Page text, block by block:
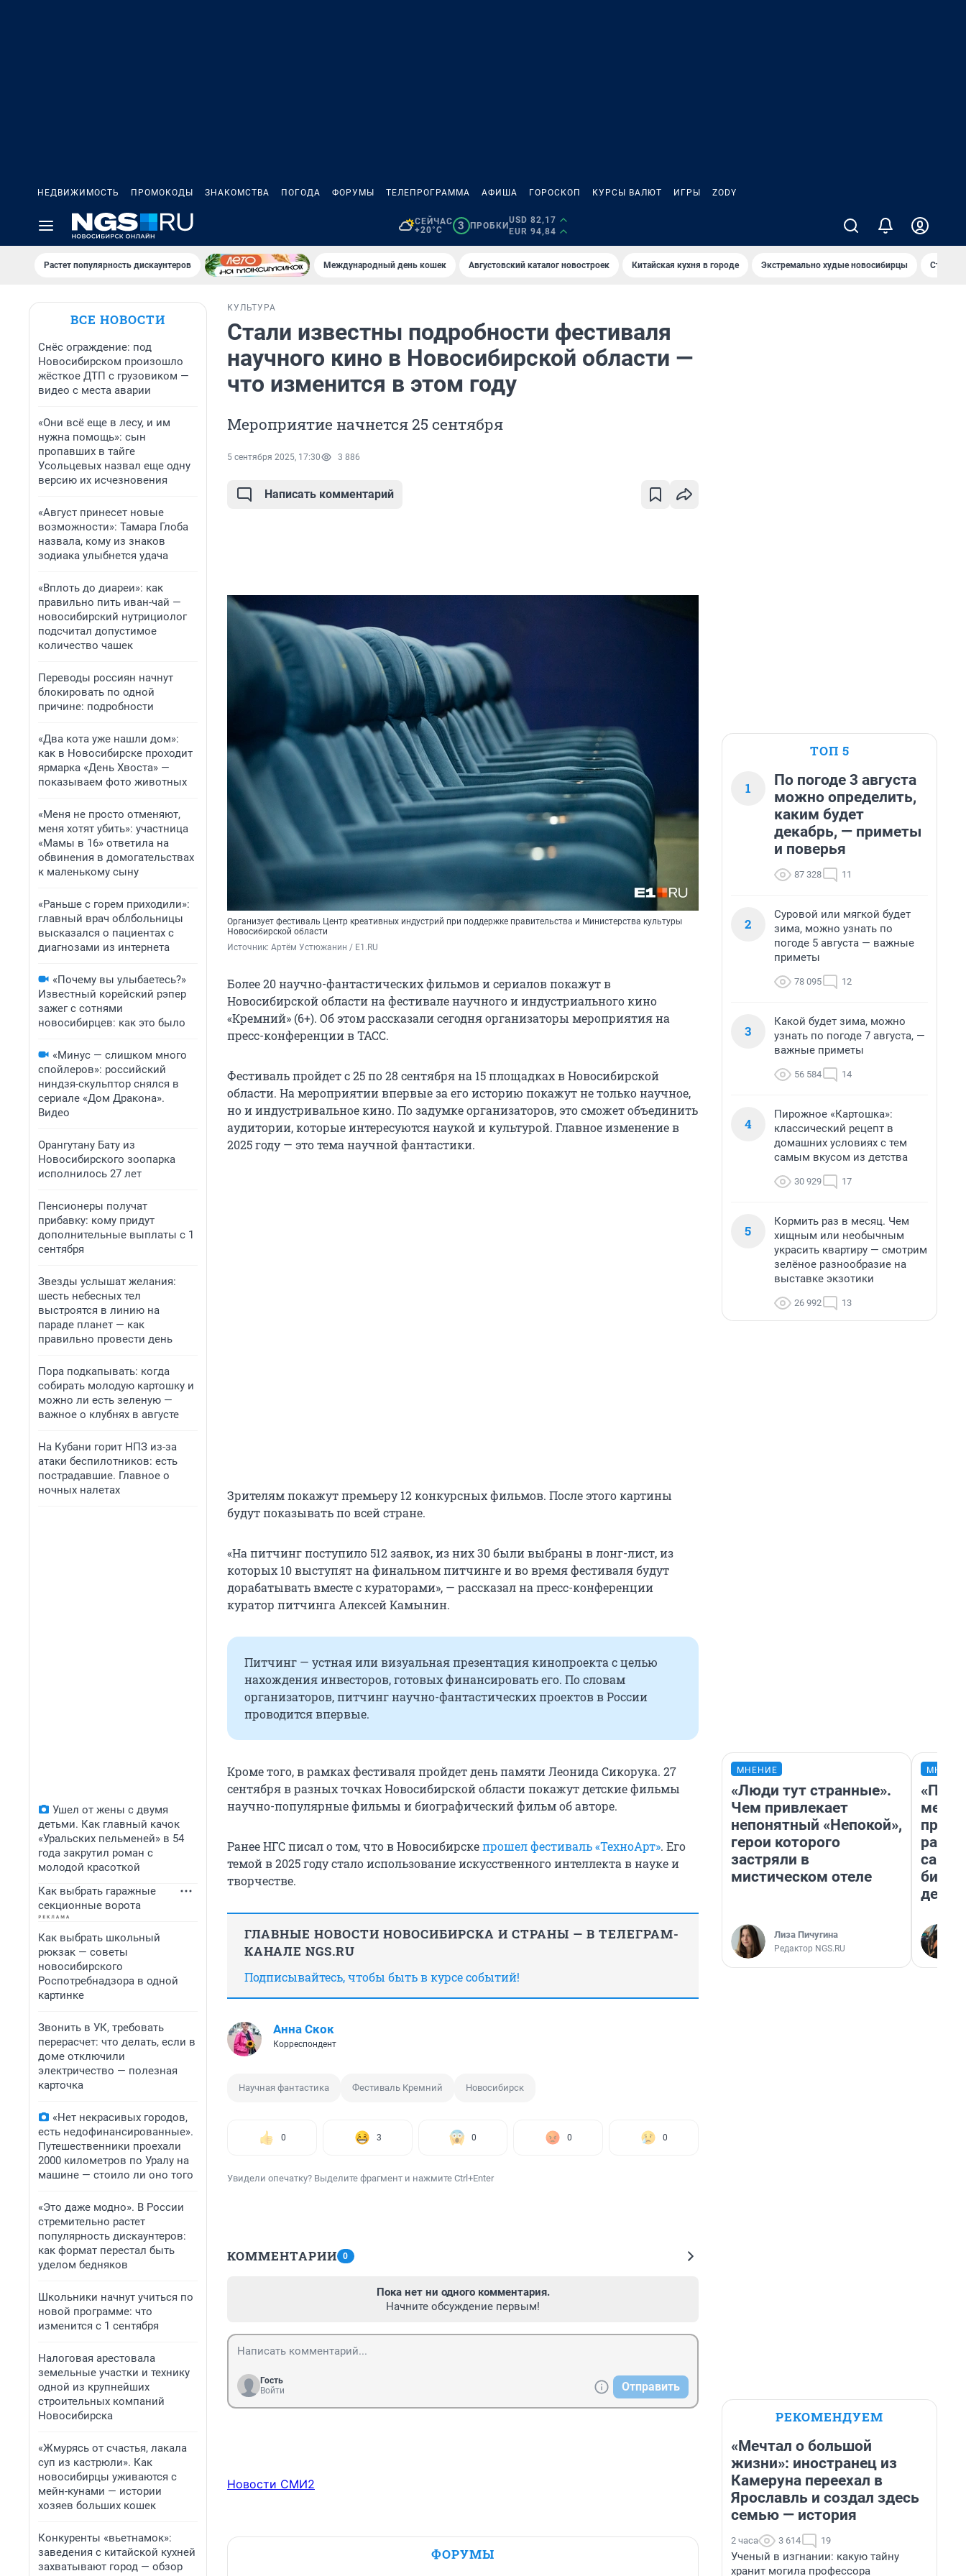
НЕДВИЖИМОСТЬ ПРОМОКОДЫ ЗНАКОМСТВА ПОГОДА ФОРУМЫ ТЕЛЕПРОГРАММА АФИША ГОРОСКОП КУРСЫ ВАЛЮТ ИГРЫ ZODY
СЕЙЧАС
+20°C
3 ПРОБКИ
USD 82,17
EUR 94,84
Растет популярность дискаунтеров Международный день кошек Августовский каталог новостроек Китайская кухня в городе Экстремально худые новосибирцы Старт
ВСЕ НОВОСТИ
Снёс ограждение: под
Новосибирском произошло
жёсткое ДТП с грузовиком —
видео с места аварии
«Они всё еще в лесу, и им
нужна помощь»: сын
пропавших в тайге
Усольцевых назвал еще одну
версию их исчезновения
«Август принесет новые
возможности»: Тамара Глоба
назвала, кому из знаков
зодиака улыбнется удача
«Вплоть до диареи»: как
правильно пить иван-чай —
новосибирский нутрициолог
подсчитал допустимое
количество чашек
Переводы россиян начнут
блокировать по одной
причине: подробности
«Два кота уже нашли дом»:
как в Новосибирске проходит
ярмарка «День Хвоста» —
показываем фото животных
«Меня не просто отменяют,
меня хотят убить»: участница
«Мамы в 16» ответила на
обвинения в домогательствах
к маленькому сыну
«Раньше с горем приходили»:
главный врач облбольницы
высказался о пациентах с
диагнозами из интернета
«Почему вы улыбаетесь?»
Известный корейский рэпер
зажег с сотнями
новосибирцев: как это было
«Минус — слишком много
спойлеров»: российский
ниндзя-скульптор снялся в
сериале «Дом Дракона».
Видео
Орангутану Бату из
Новосибирского зоопарка
исполнилось 27 лет
Пенсионеры получат
прибавку: кому придут
дополнительные выплаты с 1
сентября
Звезды услышат желания:
шесть небесных тел
выстроятся в линию на
параде планет — как
правильно провести день
Пора подкапывать: когда
собирать молодую картошку и
можно ли есть зеленую —
важное о клубнях в августе
На Кубани горит НПЗ из-за
атаки беспилотников: есть
пострадавшие. Главное о
ночных налетах
Ушел от жены с двумя
детьми. Как главный качок
«Уральских пельменей» в 54
года закрутил роман с
молодой красоткой
Как выбрать гаражные
секционные ворота
Как выбрать школьный
рюкзак — советы
новосибирского
Роспотребнадзора в одной
картинке
Звонить в УК, требовать
перерасчет: что делать, если в
доме отключили
электричество — полезная
карточка
«Нет некрасивых городов,
есть недофинансированные».
Путешественники проехали
2000 километров по Уралу на
машине — стоило ли оно того
«Это даже модно». В России
стремительно растет
популярность дискаунтеров:
как формат перестал быть
уделом бедняков
Школьники начнут учиться по
новой программе: что
изменится с 1 сентября
Налоговая арестовала
земельные участки и технику
одной из крупнейших
строительных компаний
Новосибирска
«Жмурясь от счастья, лакала
суп из кастрюли». Как
новосибирцы уживаются с
мейн-кунами — истории
хозяев больших кошек
Конкуренты «вьетнамок»:
заведения с китайской кухней
захватывают город — обзор
КУЛЬТУРА
Стали известны подробности фестиваля
научного кино в Новосибирской области —
что изменится в этом году
Мероприятие начнется 25 сентября
5 сентября 2025, 17:30 3 886
Написать комментарий
Организует фестиваль Центр креативных индустрий при поддержке правительства и Министерства культуры
Новосибирской области
Источник: Артём Устюжанин / E1.RU
Более 20 научно-фантастических фильмов и сериалов покажут в
Новосибирской области на фестивале научного и индустриального кино
«Кремний» (6+). Об этом рассказали сегодня организаторы мероприятия на
пресс-конференции в ТАСС.
Фестиваль пройдет с 25 по 28 сентября на 15 площадках в Новосибирской
области. На мероприятии впервые за его историю покажут не только научное,
но и индустривальное кино. По задумке организаторов, это сможет объединить
аудитории, которые интересуются наукой и культурой. Главное изменение в
2025 году — это тема научной фантастики.
Зрителям покажут премьеру 12 конкурсных фильмов. После этого картины
будут показывать по всей стране.
«На питчинг поступило 512 заявок, из них 30 были выбраны в лонг-лист, из
которых 10 выступят на финальном питчинге и во время фестиваля будут
дорабатывать вместе с кураторами», — рассказал на пресс-конференции
куратор питчинга Алексей Камынин.
Питчинг — устная или визуальная презентация кинопроекта с целью
нахождения инвесторов, готовых финансировать его. По словам
организаторов, питчинг научно-фантастических проектов в России
проводится впервые.
Кроме того, в рамках фестиваля пройдет день памяти Леонида Сикорука. 27
сентября в разных точках Новосибирской области покажут детские фильмы
научно-популярные фильмы и биографический фильм об авторе.
Ранее НГС писал о том, что в Новосибирскепрошел фестиваль «ТехноАрт». Его
темой в 2025 году стало использование искусственного интеллекта в науке и
творчестве.
ГЛАВНЫЕ НОВОСТИ НОВОСИБИРСКА И СТРАНЫ — В ТЕЛЕГРАМ-
КАНАЛЕ NGS.RU
Подписывайтесь, чтобы быть в курсе событий!
Анна Скок
Корреспондент
Научная фантастика Фестиваль Кремний Новосибирск
0 3 0 0 0
Увидели опечатку? Выделите фрагмент и нажмите Ctrl+Enter
КОММЕНТАРИИ 0
Пока нет ни одного комментария.
Начните обсуждение первым!
Гость
Войти
Отправить
Новости СМИ2
ФОРУМЫ
ТОП 5
1
По погоде 3 августа
можно определить,
каким будет
декабрь, — приметы
и поверья
87 328 11
2
Суровой или мягкой будет
зима, можно узнать по
погоде 5 августа — важные
приметы
78 095 12
3
Какой будет зима, можно
узнать по погоде 7 августа, —
важные приметы
56 584 14
4
Пирожное «Картошка»:
классический рецепт в
домашних условиях с тем
самым вкусом из детства
30 929 17
5
Кормить раз в месяц. Чем
хищным или необычным
украсить квартиру — смотрим
зелёное разнообразие на
выставке экзотики
26 992 13
МНЕНИЕ
«Люди тут странные».
Чем привлекает
непонятный «Непокой»,
герои которого
застряли в
мистическом отеле
Лиза Пичугина
Редактор NGS.RU
РЕКОМЕНДУЕМ
«Мечтал о большой
жизни»: иностранец из
Камеруна переехал в
Ярославль и создал здесь
семью — история
2 часа 3 614 19
Ученый в изгнании: какую тайну
хранит могила профессора